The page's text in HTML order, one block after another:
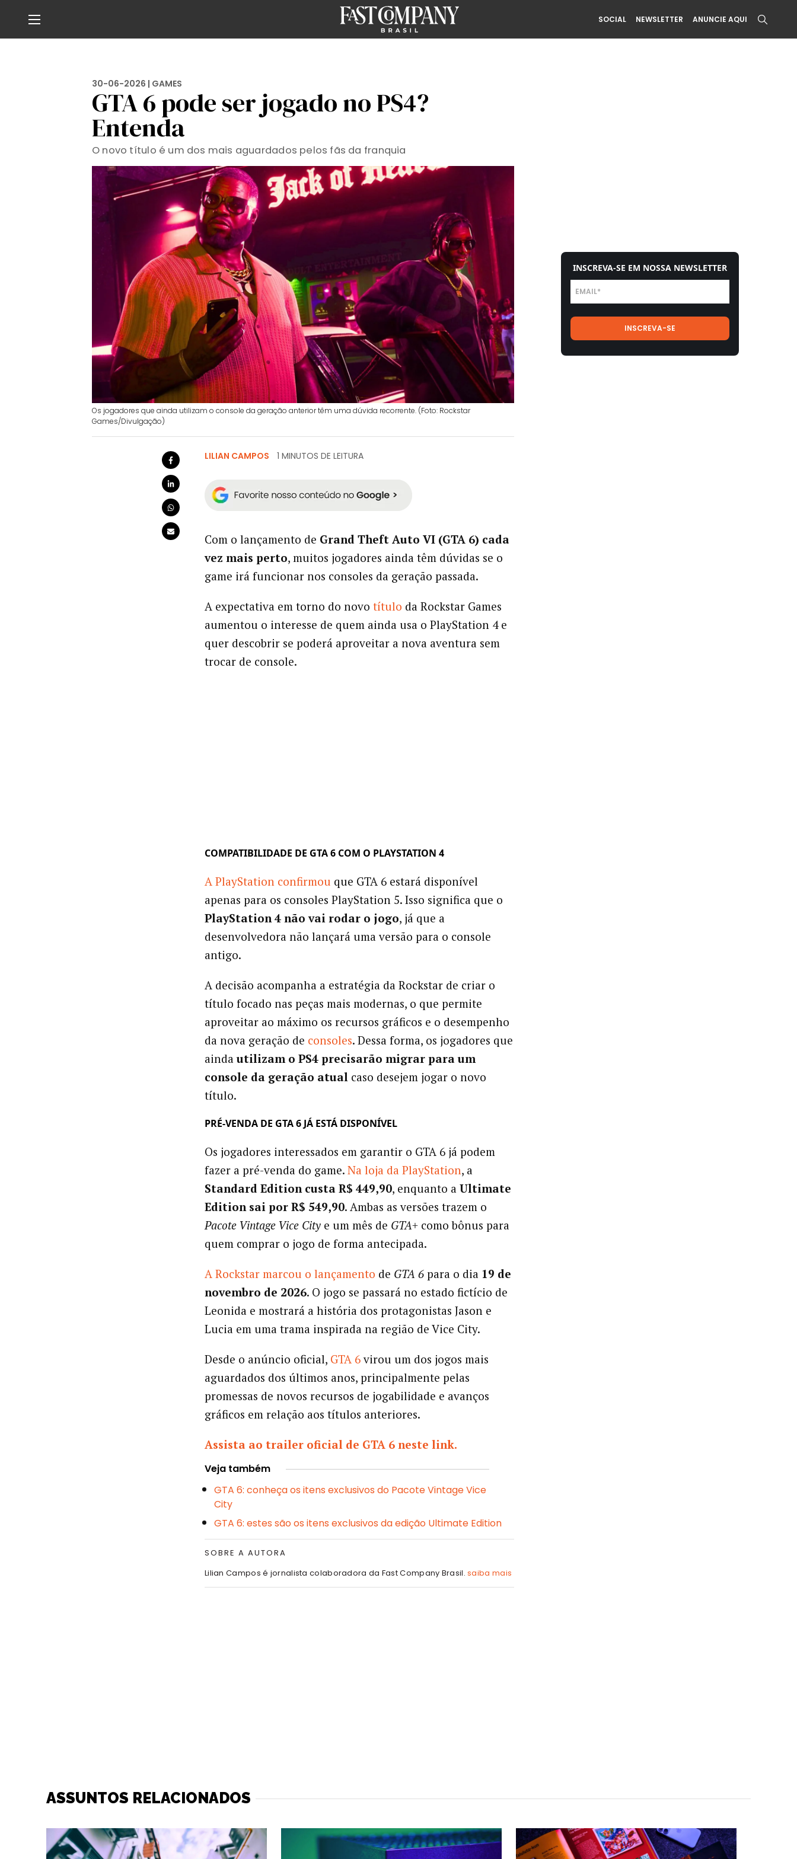
SOCIAL NEWSLETTER ANUNCIE AQUI
30-06-2026 | GAMES
GTA 6 pode ser jogado no PS4?
Entenda
O novo título é um dos mais aguardados pelos fãs da franquia
Os jogadores que ainda utilizam o console da geração anterior têm uma dúvida recorrente. (Foto: Rockstar
Games/Divulgação)
LILIAN CAMPOS 1 MINUTOS DE LEITURA
Com o lançamento de Grand Theft Auto VI (GTA 6) cada
vez mais perto, muitos jogadores ainda têm dúvidas se o
game irá funcionar nos consoles da geração passada.
A expectativa em torno do novo título da Rockstar Games
aumentou o interesse de quem ainda usa o PlayStation 4 e
quer descobrir se poderá aproveitar a nova aventura sem
trocar de console.
COMPATIBILIDADE DE GTA 6 COM O PLAYSTATION 4
A PlayStation confirmou que GTA 6 estará disponível
apenas para os consoles PlayStation 5. Isso significa que o
PlayStation 4 não vai rodar o jogo, já que a
desenvolvedora não lançará uma versão para o console
antigo.
A decisão acompanha a estratégia da Rockstar de criar o
título focado nas peças mais modernas, o que permite
aproveitar ao máximo os recursos gráficos e o desempenho
da nova geração de consoles. Dessa forma, os jogadores que
ainda utilizam o PS4 precisarão migrar para um
console da geração atualcaso desejem jogar o novo
título.
PRÉ-VENDA DE GTA 6 JÁ ESTÁ DISPONÍVEL
Os jogadores interessados em garantir o GTA 6 já podem
fazer a pré-venda do game. Na loja da PlayStation, a
Standard Edition custa R$ 449,90, enquanto a Ultimate
Edition sai por R$ 549,90. Ambas as versões trazem o
Pacote Vintage Vice Citye um mês de GTA+como bônus para
quem comprar o jogo de forma antecipada.
A Rockstar marcou o lançamento de GTA 6 para o dia 19 de
novembro de 2026. O jogo se passará no estado fictício de
Leonida e mostrará a história dos protagonistas Jason e
Lucia em uma trama inspirada na região de Vice City.
Desde o anúncio oficial, GTA 6virou um dos jogos mais
aguardados dos últimos anos, principalmente pelas
promessas de novos recursos de jogabilidade e avanços
gráficos em relação aos títulos anteriores.
Assista ao trailer oficial de GTA 6 neste link.
Veja também
GTA 6: conheça os itens exclusivos do Pacote Vintage Vice
City
GTA 6: estes são os itens exclusivos da edição Ultimate Edition
SOBRE A AUTORA
Lilian Campos é jornalista colaboradora da Fast Company Brasil.saiba mais
INSCREVA-SE EM NOSSA NEWSLETTER
ASSUNTOS RELACIONADOS